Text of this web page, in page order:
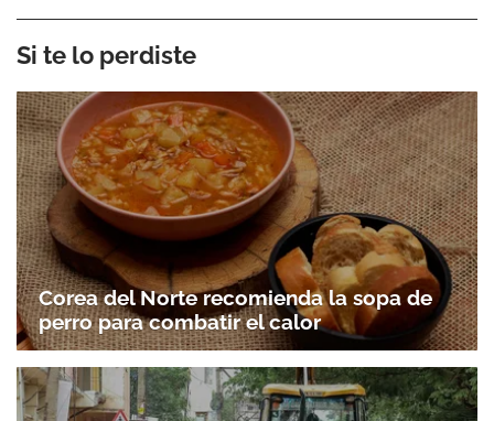
Si te lo perdiste
Corea del Norte recomienda la sopa de
perro para combatir el calor